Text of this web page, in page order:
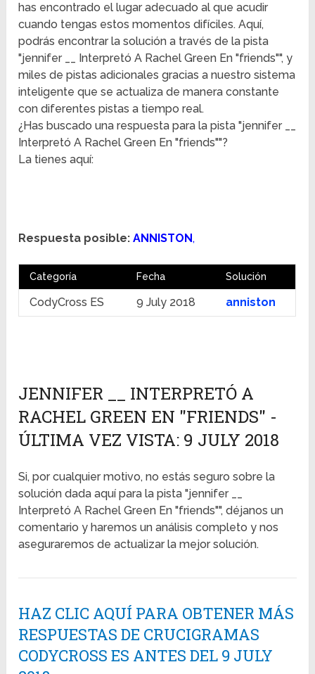
has encontrado el lugar adecuado al que acudir
cuando tengas estos momentos difíciles. Aquí,
podrás encontrar la solución a través de la pista
"jennifer __ Interpretó A Rachel Green En "friends"", y
miles de pistas adicionales gracias a nuestro sistema
inteligente que se actualiza de manera constante
con diferentes pistas a tiempo real.
¿Has buscado una respuesta para la pista "jennifer __
Interpretó A Rachel Green En "friends""?
La tienes aquí:
Respuesta posible: ANNISTON,
Categoría Fecha Solución
CodyCross ES 9 July 2018 anniston
JENNIFER __ INTERPRETÓ A
RACHEL GREEN EN "FRIENDS" -
ÚLTIMA VEZ VISTA: 9 JULY 2018
Si, por cualquier motivo, no estás seguro sobre la
solución dada aquí para la pista "jennifer __
Interpretó A Rachel Green En "friends"", déjanos un
comentario y haremos un análisis completo y nos
aseguraremos de actualizar la mejor solución.
HAZ CLIC AQUÍ PARA OBTENER MÁS
RESPUESTAS DE CRUCIGRAMAS
CODYCROSS ES ANTES DEL 9 JULY